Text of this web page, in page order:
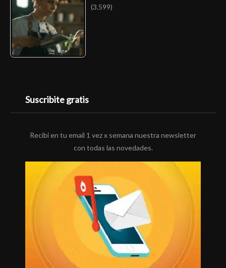
(3.599)
Suscribite gratis
Recibí en tu email 1 vez x semana nuestra newsletter
con todas las novedades.